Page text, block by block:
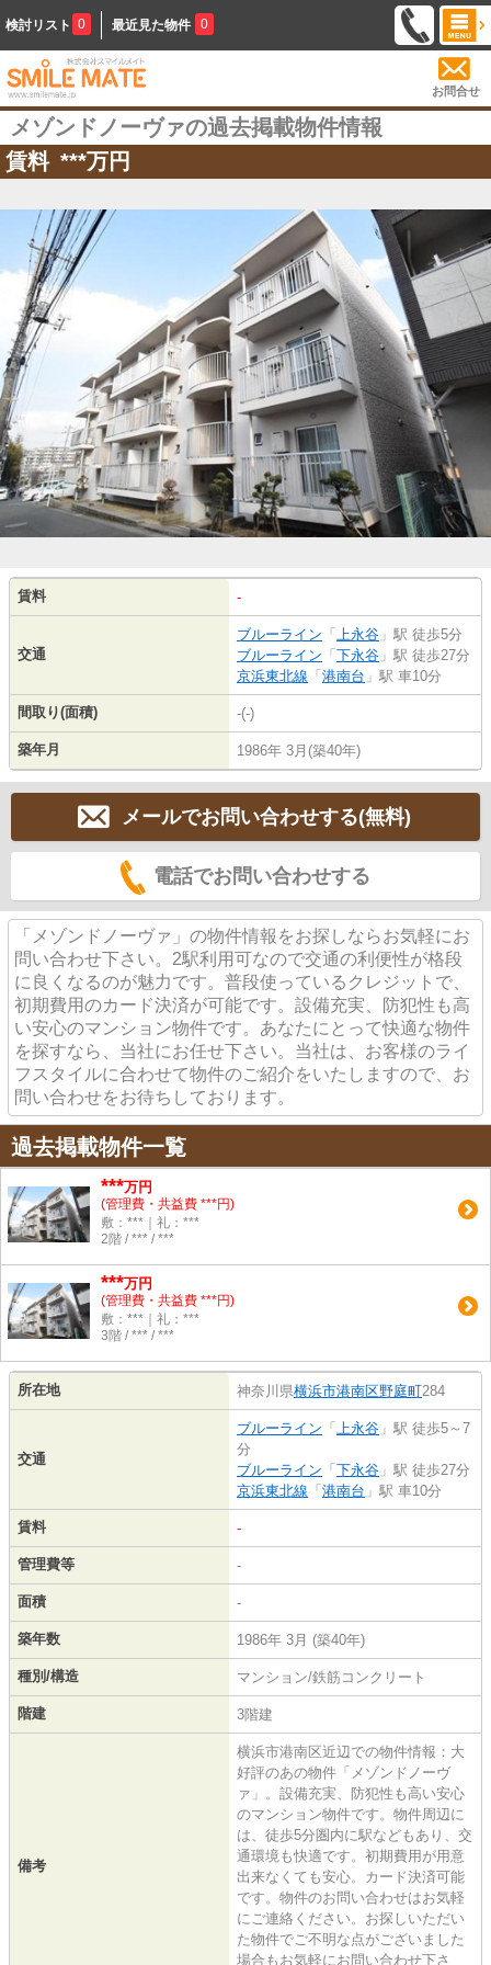
検討リスト 0 最近見た物件 0
お問合せ
メゾンドノーヴァの過去掲載物件情報
賃料 ***万円
賃料 -
交通
ブルーライン 「 上永谷 」駅 徒歩5分
ブルーライン 「 下永谷 」駅 徒歩27分
京浜東北線 「 港南台 」駅 車10分
間取り(面積) -(-)
築年月 1986年 3月(築40年)
メールでお問い合わせする(無料)
電話でお問い合わせする
「メゾンドノーヴァ」の物件情報をお探しならお気軽にお
問い合わせ下さい。2駅利用可なので交通の利便性が格段
に良くなるのが魅力です。普段使っているクレジットで、
初期費用のカード決済が可能です。設備充実、防犯性も高
い安心のマンション物件です。あなたにとって快適な物件
を探すなら、当社にお任せ下さい。当社は、お客様のライ
フスタイルに合わせて物件のご紹介をいたしますので、お
問い合わせをお待ちしております。
過去掲載物件一覧
***万円
(管理費・共益費 ***円)
敷：***｜礼：***
2階 / *** / ***
***万円
(管理費・共益費 ***円)
敷：***｜礼：***
3階 / *** / ***
所在地 神奈川県横浜市港南区野庭町284
交通
ブルーライン 「 上永谷 」駅 徒歩5～7
分
ブルーライン 「 下永谷 」駅 徒歩27分
京浜東北線 「 港南台 」駅 車10分
賃料 -
管理費等 -
面積 -
築年数 1986年 3月 (築40年)
種別/構造 マンション/鉄筋コンクリート
階建 3階建
備考
横浜市港南区近辺での物件情報：大
好評のあの物件「メゾンドノーヴ
ァ」。設備充実、防犯性も高い安心
のマンション物件です。物件周辺に
は、徒歩5分圏内に駅などもあり、交
通環境も快適です。初期費用が用意
出来なくても安心。カード決済可能
です。物件のお問い合わせはお気軽
にご連絡ください。お探しいただい
た物件でご不明な点がございました
場合もお気軽にお問い合わせ下さ